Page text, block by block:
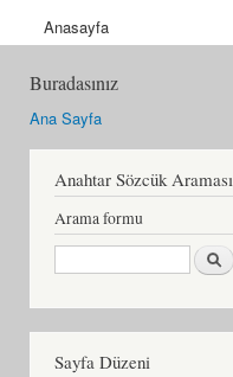
Anasayfa
Buradasınız
Ana Sayfa
Anahtar Sözcük Araması
Arama formu
Ara
Sayfa Düzeni